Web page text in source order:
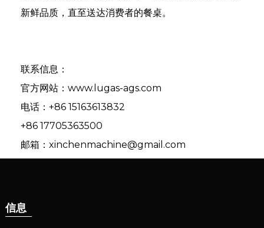
新鲜品质，直至送达消费者的餐桌。
联系信息：
官方网站：www.lugas-ags.com
电话：+86 15163613832
+86 17705363500
邮箱：xinchenmachine@gmail.com
信息